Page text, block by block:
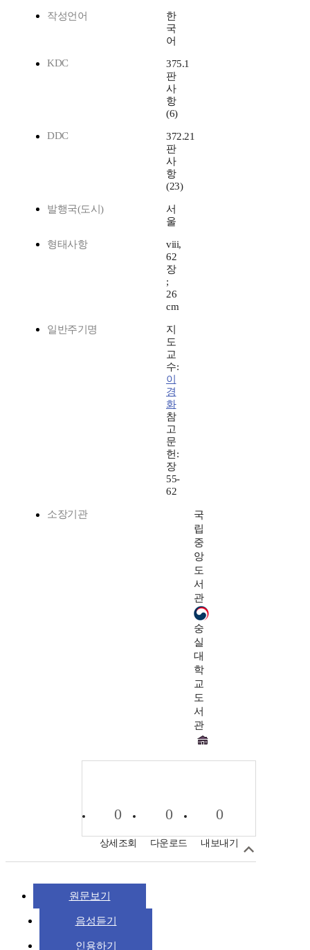
작성언어
한
국
어
KDC
375.1
판
사
항
(6)
DDC
372.21
판
사
항
(23)
발행국(도시)
서
울
형태사항
viii,
62
장
;
26
cm
일반주기명
지
도
교
수:
이
경
화
참
고
문
헌:
장
55-
62
소장기관
국
립
중
앙
도
서
관
숭
실
대
학
교
도
서
관
0
상세조회
0
다운로드
0
내보내기
원문보기
음성듣기
인용하기